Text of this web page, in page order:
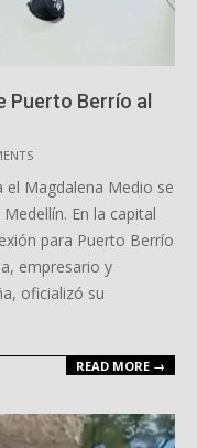
Puerto Berrío al
el Magdalena Medio se
En la capital
para Puerto Berrío
empresario y
oficializó su
READ MORE →